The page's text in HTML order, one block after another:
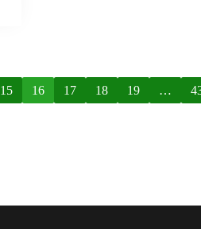
15 16 17 18 19 …